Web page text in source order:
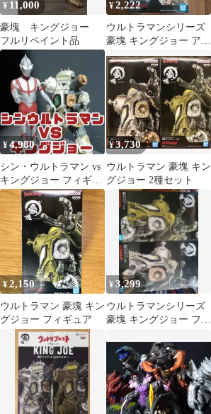
¥ 11,000
豪塊 キングジョー
フルリペイント品
¥2,222
ウルトラマンシリーズ
豪塊 キングジョー アソ
ートA メタリックカラ
ー
¥4,980
シン・ウルトラマン vs
キングジョー フィギュ
アセット
¥3,730
ウルトラマン 豪塊 キン
グジョー 2種セット
¥2,150
ウルトラマン 豪塊 キン
グジョー フィギュア
¥3,299
ウルトラマンシリーズ
豪塊 キングジョー フィ